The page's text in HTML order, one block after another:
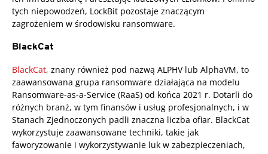
tych niepowodzeń, LockBit pozostaje znaczącym
zagrożeniem w środowisku ransomware.
BlackCat
BlackCat, znany również pod nazwą ALPHV lub AlphaVM, to
zaawansowana grupa ransomware działająca na modelu
Ransomware-as-a-Service (RaaS) od końca 2021 r. Dotarli do
różnych branż, w tym finansów i usług profesjonalnych, i w
Stanach Zjednoczonych padli znaczna liczba ofiar. BlackCat
wykorzystuje zaawansowane techniki, takie jak
faworyzowanie i wykorzystywanie luk w zabezpieczeniach,